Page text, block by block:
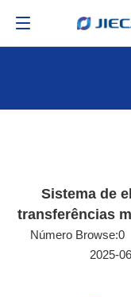
Sistema de
transferências
Número Browse:0
2025-